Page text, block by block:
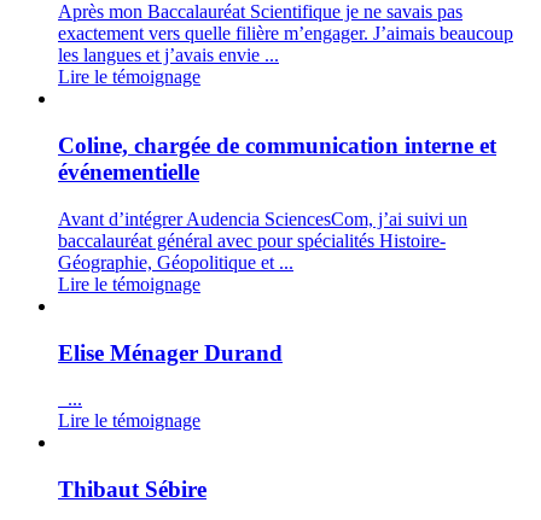
Après mon Baccalauréat Scientifique je ne savais pas
exactement vers quelle filière m’engager. J’aimais beaucoup
les langues et j’avais envie ...
Lire le témoignage
Coline, chargée de communication interne et
événementielle
Avant d’intégrer Audencia SciencesCom, j’ai suivi un
baccalauréat général avec pour spécialités Histoire-
Géographie, Géopolitique et ...
Lire le témoignage
Elise Ménager Durand
...
Lire le témoignage
Thibaut Sébire